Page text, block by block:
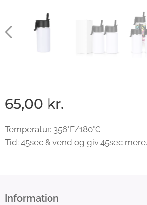
65,00 kr.
Temperatur: 356°F/180°C
Tid: 45sec & vend og giv 45sec mere.
Information